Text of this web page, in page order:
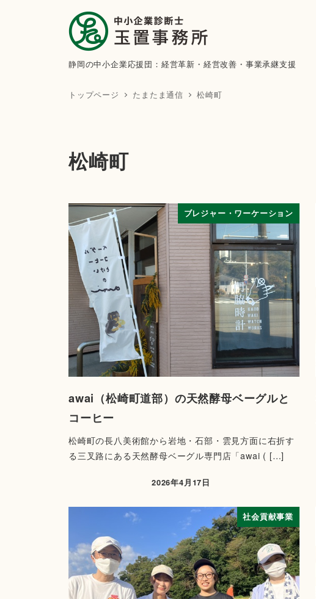
静岡の中小企業応援団：経営革新・経営改善・事業承継支援
トップページ たまたま通信 松崎町
松崎町
ブレジャー・ワーケーション
awai（松崎町道部）の天然酵母ベーグルと
コーヒー
松崎町の長八美術館から岩地・石部・雲見方面に右折す
る三叉路にある天然酵母ベーグル専門店「awai ( […]
2026年4月17日
社会貢献事業